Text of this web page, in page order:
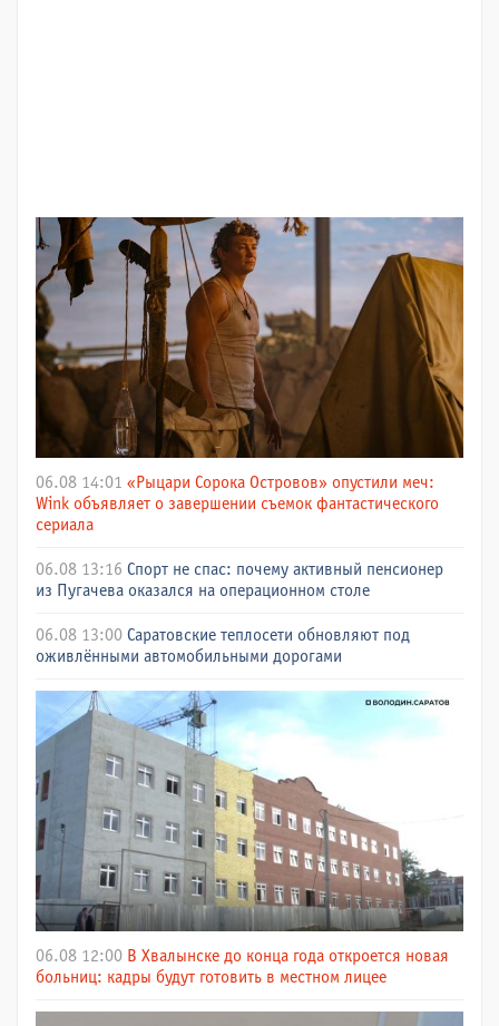
06.08 14:01 «Рыцари Сорока Островов» опустили меч:
Wink объявляет о завершении съемок фантастического
сериала
06.08 13:16 Спорт не спас: почему активный пенсионер
из Пугачева оказался на операционном столе
06.08 13:00 Саратовские теплосети обновляют под
оживлёнными автомобильными дорогами
06.08 12:00 В Хвалынске до конца года откроется новая
больниц: кадры будут готовить в местном лицее